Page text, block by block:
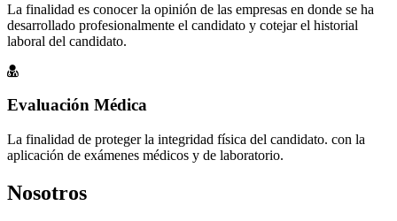
La finalidad es conocer la opinión de las empresas en donde se ha
desarrollado profesionalmente el candidato y cotejar el historial
laboral del candidato.
Evaluación Médica
La finalidad de proteger la integridad física del candidato. con la
aplicación de exámenes médicos y de laboratorio.
Nosotros